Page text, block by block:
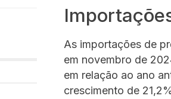
As importações de
em novembro de
em relação ao ano
crescimento de